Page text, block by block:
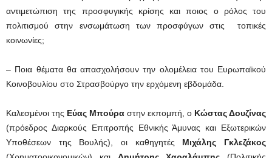
αντιμετώπιση της προσφυγικής κρίσης και ποιος ο ρόλος του
πολιτισμού στην ενσωμάτωση των προσφύγων στις τοπικές
κοινωνίες;
– Ποια θέματα θα απασχολήσουν την ολομέλεια του Ευρωπαϊκού
Κοινοβουλίου στο Στρασβούργο την ερχόμενη εβδομάδα.
Καλεσμένοι της Εύας Μπούρα στην εκπομπή, ο Κώστας Δουζίνας
(πρόεδρος Διαρκούς Επιτροπής Εθνικής Άμυνας και Εξωτερικών
Υποθέσεων της Βουλής), οι καθηγητές Μιχάλης Γκλεζάκος